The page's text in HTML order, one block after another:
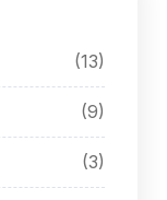
(13)
(9)
(3)